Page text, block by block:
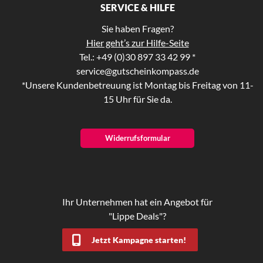
SERVICE & HILFE
Sie haben Fragen?
Hier geht’s zur Hilfe-Seite
Tel.: +49 (0)30 897 33 42 99 *
service@gutscheinkompass.de
*Unsere Kundenbetreuung ist Montag bis Freitag von 11-
15 Uhr für Sie da.
Widerrufsformular
Ihr Unternehmen hat ein Angebot für
"Lippe Deals"?
Jetzt Kampagne starten!